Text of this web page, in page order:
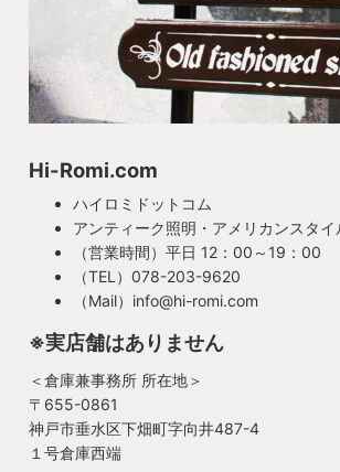
Hi-Romi.com
ハイロミドットコム
アンティーク照明・アメリカンスタイ
（営業時間）平日 12：00～19：00
（TEL）078-203-9620
（Mail）info@hi-romi.com
※実店舗はありません
＜倉庫兼事務所 所在地＞
〒655-0861
神戸市垂水区下畑町字向井487-4
１号倉庫西端